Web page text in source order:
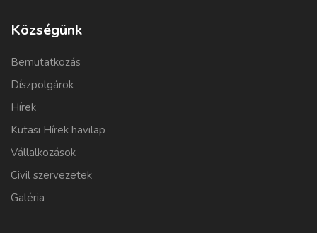
Községünk
Bemutatkozás
Díszpolgárok
Hírek
Kutasi Hírek havilap
Vállalkozások
Civil szervezetek
Galéria